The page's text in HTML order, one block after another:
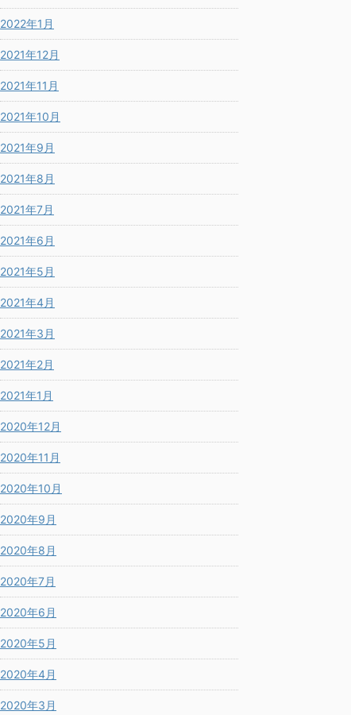
2022年1月
2021年12月
2021年11月
2021年10月
2021年9月
2021年8月
2021年7月
2021年6月
2021年5月
2021年4月
2021年3月
2021年2月
2021年1月
2020年12月
2020年11月
2020年10月
2020年9月
2020年8月
2020年7月
2020年6月
2020年5月
2020年4月
2020年3月